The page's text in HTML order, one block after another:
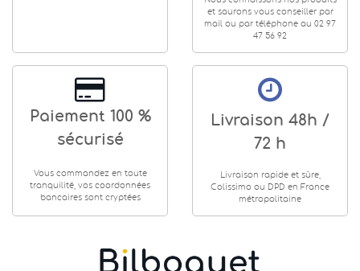
et saurons vous conseiller par
mail ou par téléphone au 02 97
47 56 92
Paiement 100 %
sécurisé
Vous commandez en toute
tranquilité, vos coordonnées
bancaires sont cryptées
Livraison 48h /
72 h
Livraison rapide et sûre,
Colissimo ou DPD en France
métropolitaine